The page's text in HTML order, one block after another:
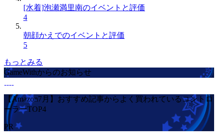
[水着]泡瀬満里南のイベントと評価
4
朝顔かえでのイベントと評価
5
もっとみる
GameWithからのお知らせ
【Amazon7月】おすすめ記事からよく買われているコントロ
ーラーTOP4
PR